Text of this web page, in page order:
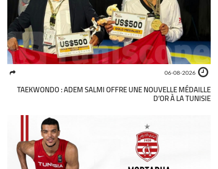
06-08-2026
TAEKWONDO : ADEM SALMI OFFRE UNE NOUVELLE MÉDAILLE
D’OR À LA TUNISIE